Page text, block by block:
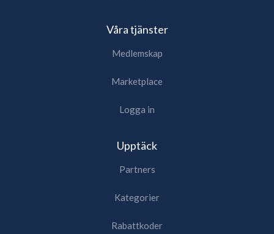
Våra tjänster
Medlemskap
Marketplace
Logga in
Upptäck
Partners
Kategorier
Rabattkoder